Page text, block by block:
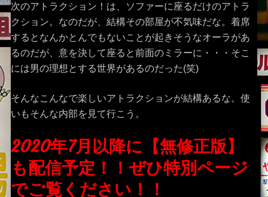
次のアトラクション！は、ソファーに座るだけのアトラ
クション。なのだが、結構その部屋が不気味だな。着席
するとなんかとんでもないことが起きそうなオーラがあ
るのだが、意を決して座ると前面のミラーに・・・そこ
には男の理想とする世界があるのだった(笑)
そんなこんなで楽しいアトラクションが結構あるな。使
いもそんな内部を見て行こう。
2020年7月以降に【無修正版】
も配信予定！！ぜひ特別ページ
でご覧ください！！